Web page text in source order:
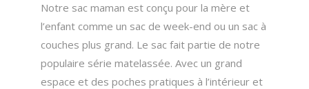
Notre sac maman est conçu pour la mère et
l’enfant comme un sac de week-end ou un sac à
couches plus grand. Le sac fait partie de notre
populaire série matelassée. Avec un grand
espace et des poches pratiques à l’intérieur et